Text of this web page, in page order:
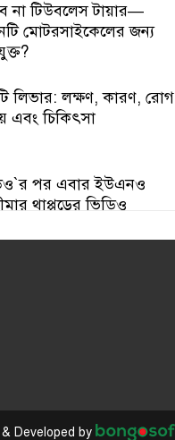
না টিউবলেস টায়ার—
মোটরসাইকেলের জন্য
লিভার: লক্ষণ, কারণ, রোগ
এবং চিকিৎসা
পর এবার ইউএনও
থাপ্পড়ের ভিডিও
Developed by